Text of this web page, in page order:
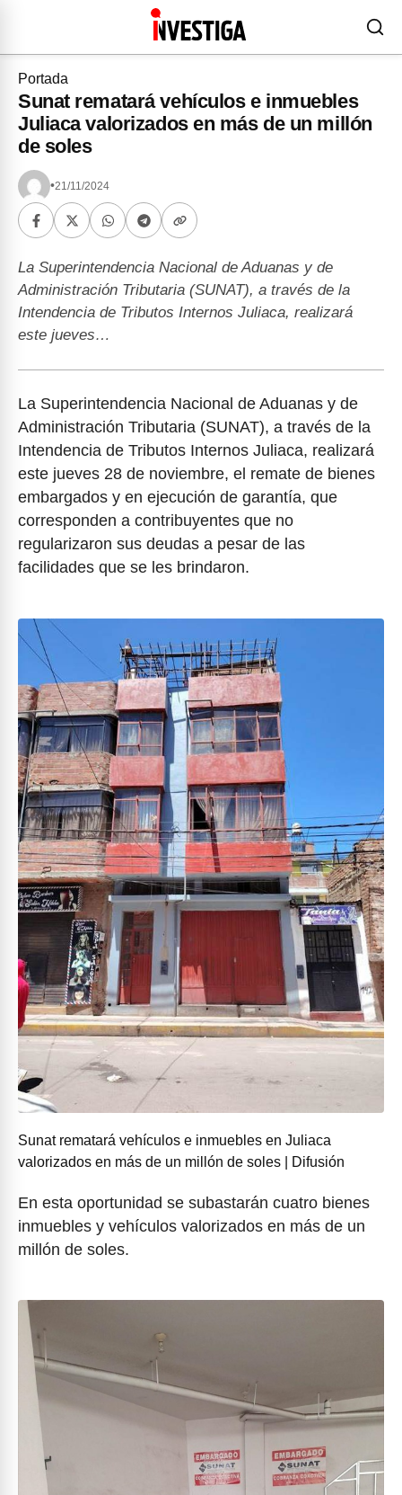
Portada
Sunat rematará vehículos e inmuebles
Juliaca valorizados en más de un millón
de soles
•21/11/2024
La Superintendencia Nacional de Aduanas y de
Administración Tributaria (SUNAT), a través de la
Intendencia de Tributos Internos Juliaca, realizará
este jueves…
La Superintendencia Nacional de Aduanas y de
Administración Tributaria (SUNAT), a través de la
Intendencia de Tributos Internos Juliaca, realizará
este jueves 28 de noviembre, el remate de bienes
embargados y en ejecución de garantía, que
corresponden a contribuyentes que no
regularizaron sus deudas a pesar de las
facilidades que se les brindaron.
Sunat rematará vehículos e inmuebles en Juliaca
valorizados en más de un millón de soles | Difusión
En esta oportunidad se subastarán cuatro bienes
inmuebles y vehículos valorizados en más de un
millón de soles.